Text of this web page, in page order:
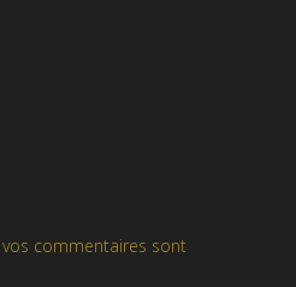
commentaires sont